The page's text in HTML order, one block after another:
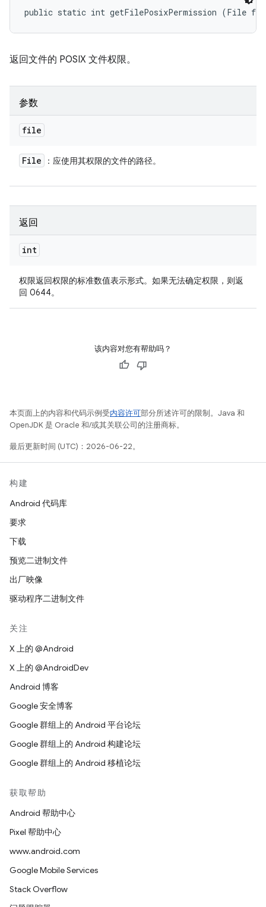
public static int getFilePosixPermission (File
返回文件的 POSIX 文件权限。
参数
file
File ：应使用其权限的文件的路径。
返回
int
权限返回权限的标准数值表示形式。如果无法确定权限，则返
回 0644。
该内容对您有帮助吗？
本页面上的内容和代码示例受内容许可部分所述许可的限制。Java 和
OpenJDK 是 Oracle 和/或其关联公司的注册商标。
最后更新时间 (UTC)：2026-06-22。
构建
Android 代码库
要求
下载
预览二进制文件
出厂映像
驱动程序二进制文件
关注
X 上的 @Android
X 上的 @AndroidDev
Android 博客
Google 安全博客
Google 群组上的 Android 平台论坛
Google 群组上的 Android 构建论坛
Google 群组上的 Android 移植论坛
获取帮助
Android 帮助中心
Pixel 帮助中心
www.android.com
Google Mobile Services
Stack Overflow